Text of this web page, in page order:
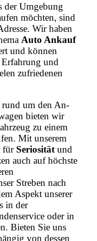
der Umgebung
möchten, sind
Wir haben
Auto Ankauf
und können
und
zufriedenen
rund um den An-
bieten wir
zu einem
Mit unserem
für Seriosität und
auch auf höchste
Streben nach
Aspekt unserer
in der
oder in
Bieten Sie uns
von dessen